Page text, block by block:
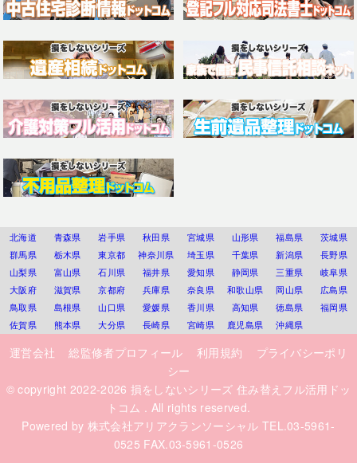
北海道 青森県 岩手県 秋田県 宮城県 山形県 福島県
茨城県
群馬県
栃木県 東京都 神奈川県 埼玉県 千葉県 新潟県
長野県
山梨県
富山県 石川県 福井県 愛知県 静岡県 三重県
岐阜県
大阪府
滋賀県 京都府 兵庫県 奈良県 和歌山県 岡山県
広島県
鳥取県
島根県 山口県 愛媛県 香川県 高知県 徳島県
福岡県
佐賀県
熊本県 大分県 長崎県 宮崎県 鹿児島県 沖縄県
運営会社 総監修者プロフィール 利用規約
プライバシーポリ
シー
© copyright 2022-2026 損をしないシリーズ 住み替えフル活用ドッ
トコム . All rights reserved.
Powered by 株式会社アリアクランソーシャル TEL.03-5961-
0525 FAX.03-5961-0526